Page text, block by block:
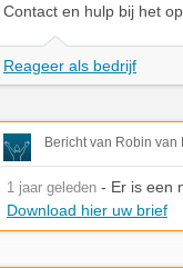
Contact en hulp bij het
Reageer als bedrijf
Bericht van Robin van
1 jaar geleden - Er is een
Download hier uw brief